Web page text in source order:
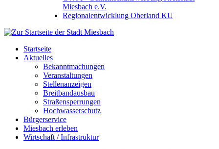
Miesbach e.V.
Regionalentwicklung Oberland KU
Startseite
Aktuelles
Bekanntmachungen
Veranstaltungen
Stellenanzeigen
Breitbandausbau
Straßensperrungen
Hochwasserschutz
Bürgerservice
Miesbach erleben
Wirtschaft / Infrastruktur